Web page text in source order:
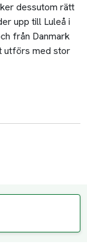
dessutom rätt
upp till Luleå i
från Danmark
utförs med stor